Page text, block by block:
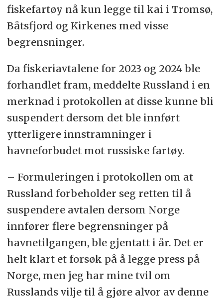
fiskefartøy nå kun legge til kai i Tromsø,
Båtsfjord og Kirkenes med visse
begrensninger.
Da fiskeriavtalene for 2023 og 2024 ble
forhandlet fram, meddelte Russland i en
merknad i protokollen at disse kunne bli
suspendert dersom det ble innført
ytterligere innstramninger i
havneforbudet mot russiske fartøy.
– Formuleringen i protokollen om at
Russland forbeholder seg retten til å
suspendere avtalen dersom Norge
innfører flere begrensninger på
havnetilgangen, ble gjentatt i år. Det er
helt klart et forsøk på å legge press på
Norge, men jeg har mine tvil om
Russlands vilje til å gjøre alvor av denne